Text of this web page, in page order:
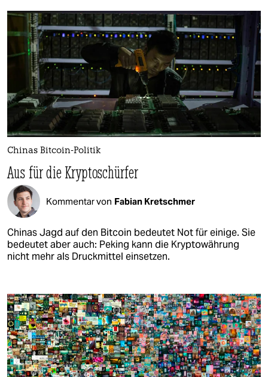
Chinas Bitcoin-Politik
Aus für die Kryptoschürfer
Kommentar von Fabian Kretschmer
Chinas Jagd auf den Bitcoin bedeutet Not für einige. Sie
bedeutet aber auch: Peking kann die Kryptowährung
nicht mehr als Druckmittel einsetzen.